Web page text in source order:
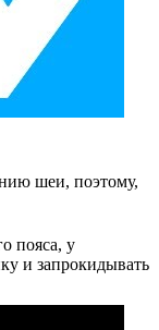
шеи, поэтому,
пояса, у
и запрокидывать